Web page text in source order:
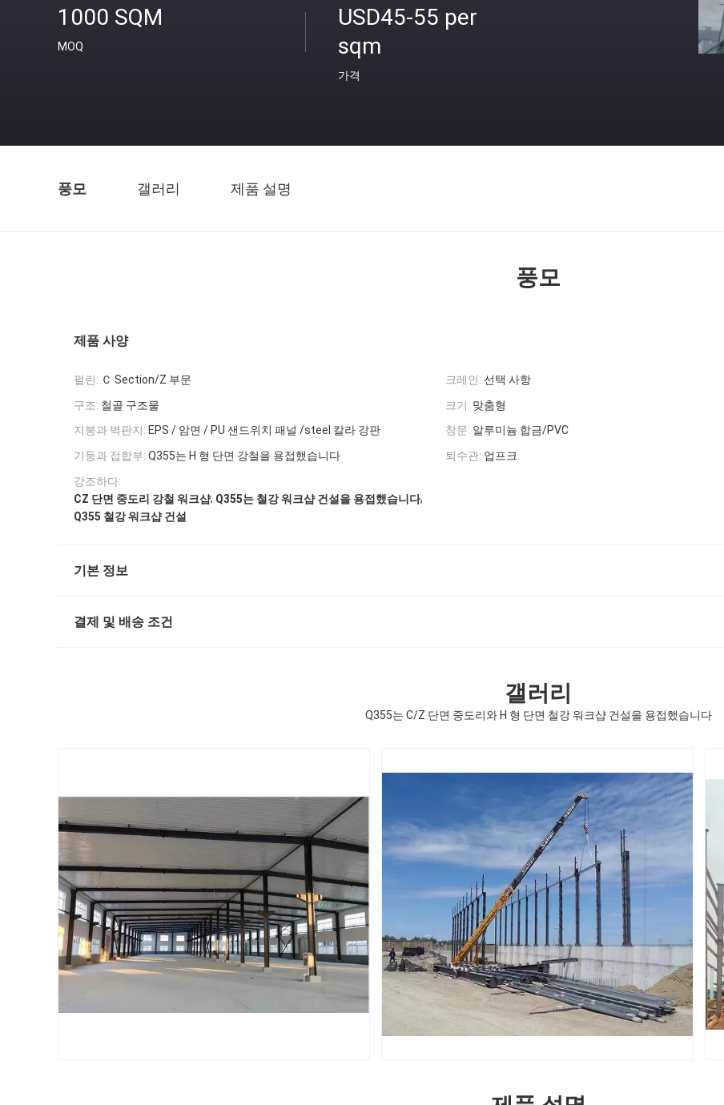
1000 SQM
MOQ
USD45-55 per
sqm
가격
풍모 갤러리 제품 설명
풍모
제품 사양
펄린: Ｃ Section/Z 부문 크레인: 선택 사항
구조: 철골 구조물 크기: 맞춤형
지붕과 벽판지: EPS / 암면 / PU 샌드위치 패널 /steel 칼라 강판 창문: 알루미늄 합금/PVC
기둥과 접합부: Q355는 H 형 단면 강철을 용접했습니다 퇴수관: 업프크
강조하다:
CZ 단면 중도리 강철 워크샵, Q355는 철강 워크샵 건설을 용접했습니다,
Q355 철강 워크샵 건설
기본 정보
결제 및 배송 조건
갤러리
Q355는 C/Z 단면 중도리와 H 형 단면 철강 워크샵 건설을 용접했습니다